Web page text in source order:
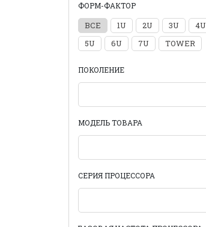
ФОРМ-ФАКТОР
ВСЕ 1U 2U 3U
4U
5U
6U 7U TOWER
ПОКОЛЕНИЕ
МОДЕЛЬ ТОВАРА
СЕРИЯ ПРОЦЕССОРА